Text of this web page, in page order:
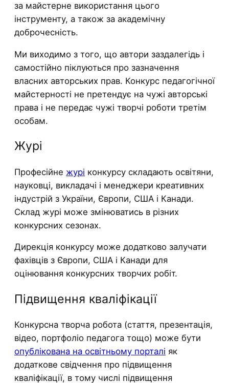
за майстерне використання цього
інструменту, а також за академічну
доброчесність.
Ми виходимо з того, що автори заздалегідь і
самостійно піклуються про зазначення
власних авторських прав. Конкурс педагогічної
майстерності не претендує на чужі авторські
права і не передає чужі творчі роботи третім
особам.
Журі
Професійне журі конкурсу складають освітяни,
науковці, викладачі і менеджери креативних
індустрій з України, Європи, США і Канади.
Склад журі може змінюватись в різних
конкурсних сезонах.
Дирекція конкурсу може додатково залучати
фахівців з Європи, США і Канади для
оцінювання конкурсних творчих робіт.
Підвищення кваліфікації
Конкурсна творча робота (стаття, презентація,
відео, портфоліо педагога тощо) може бути
опублікована на освітньому порталі як
додаткове свідчення про підвищення
кваліфікації, в тому числі підвищення